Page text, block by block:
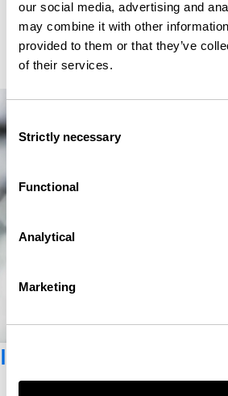
our social media, advertising and
may combine it with other
provided to them or that they’ve
of their services.
Consent
Selection
Strictly necessary
Functional
Analytical
Marketing
Iscriviti alla newsletter